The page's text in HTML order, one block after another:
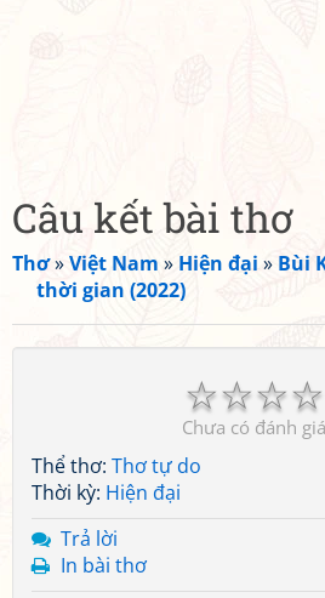
Câu kết bài thơ
Thơ»Việt Nam » Hiện đại » Bùi
thời gian (2022)
☆
☆
☆
☆
Chưa có đánh
Thể thơ: Thơ tự do
Thời kỳ: Hiện đại
Trả lời
In bài thơ